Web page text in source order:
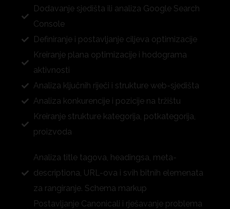
Dodavanje sjedišta ili analiza Google Search
Console
Definiranje i postavljanje ciljeva optimizacije
Kreiranje plana optimizacije i hodograma
aktivnosti
Analiza ključnih riječi i strukture web-sjedišta
Analiza konkurencije i pozicije na tržištu
Kreiranje strukture kategorija, potkategorija,
proizvoda
Analiza title tagova, headingsa, meta-
descriptiona, URL-ova i svih bitnih elemenata
za rangiranje. Schema markup
Postavljanje Canonicali i rješavanje problema